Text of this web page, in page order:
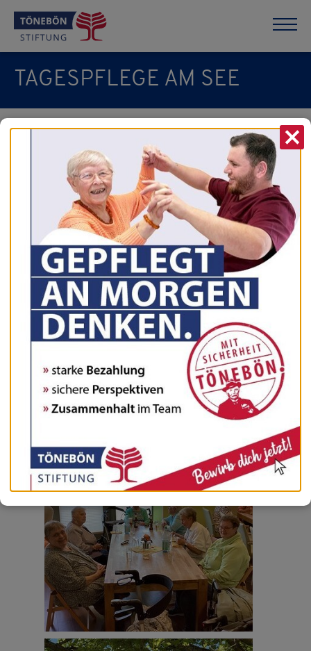
TAGESPFLEGE AM SEE
vorherige News nächste News
zur Übersicht
20.06.2025
Grillnachmittag
Sommer, Sonne, Grillen…
Bei schönem Sommerwetter fand in der Tagespflege am
See mit den Tagesgästen und ihren Angehörigen ein
gemütlicher Grillnachmittag statt. Bei netten Gesprächen
hat die Bratwurst mit leckeren Salaten allen gut
geschmeckt.
X